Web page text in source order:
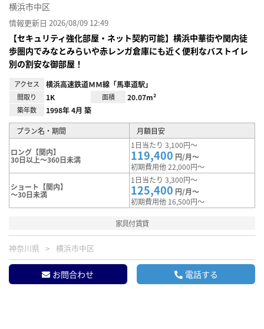
横浜市中区
情報更新日 2026/08/09 12:49
【セキュリティ強化部屋・ネット契約可能】横浜中華街や関内徒
歩圏内でみなとみらいや赤レンガ倉庫にも近く便利なバストイレ
別の割安な御部屋！
アクセス 横浜高速鉄道ＭＭ線「馬車道駅」
間取り 1K 面積 20.07m²
築年数 1998年 4月 築
プラン名・期間 月額目安
ロング【関内】
30日以上～360日未満
1日当たり 3,100円～
119,400 円/月～
初期費用他 22,000円～
ショート【関内】
～30日未満
1日当たり 3,300円～
125,400 円/月～
初期費用他 16,500円～
家具付賃貸
神奈川県 横浜市中区
お問合わせ 電話する